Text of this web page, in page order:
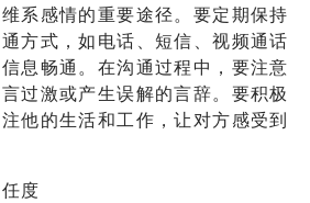
系感情的重要途径。要定期保持
方式，如电话、短信、视频通话
息畅通。在沟通过程中，要注意
过激或产生误解的言辞。要积极
他的生活和工作，让对方感受到
度